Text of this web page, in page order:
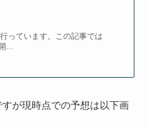
っています。この記事では
...
が現時点での予想は以下画